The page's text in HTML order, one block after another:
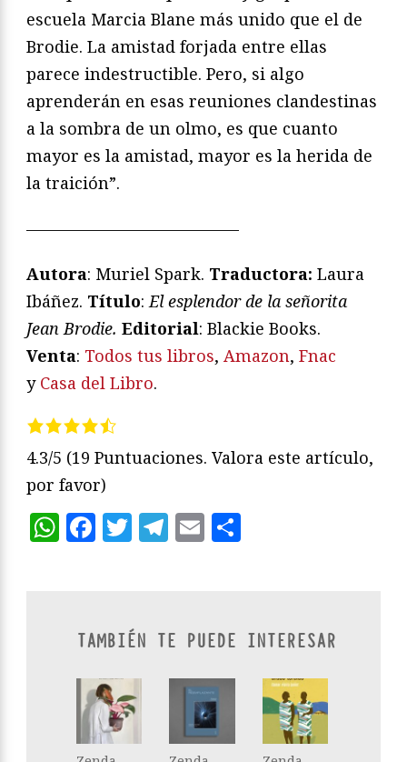
escuela Marcia Blane más unido que el de
Brodie. La amistad forjada entre ellas
parece indestructible. Pero, si algo
aprenderán en esas reuniones clandestinas
a la sombra de un olmo, es que cuanto
mayor es la amistad, mayor es la herida de
la traición”.
—————————————
Autora: Muriel Spark. Traductora: Laura
Ibáñez. Título: El esplendor de la señorita
Jean Brodie. Editorial: Blackie Books.
Venta: Todos tus libros, Amazon, Fnac
y Casa del Libro.
4.3/5 (19 Puntuaciones. Valora este artículo,
por favor)
WhatsApp
Facebook
Twitter
Telegram
Email
TAMBIÉN TE PUEDE INTERESAR